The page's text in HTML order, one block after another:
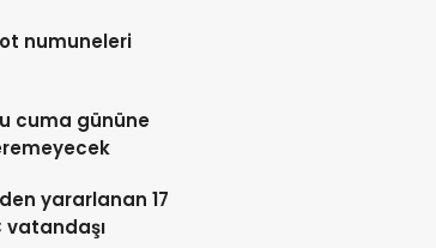
numuneleri
cuma gününe
yararlanan 17
vatandaşı